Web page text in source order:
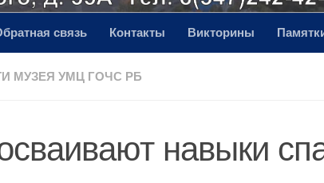
связь Контакты Викторины
МУЗЕЯ УМЦ ГОЧС РБ
навыки